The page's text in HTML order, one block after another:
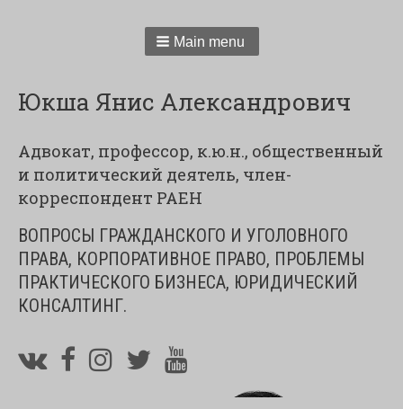
Main menu
Юкша Янис Александрович
Адвокат, профессор, к.ю.н., общественный
и политический деятель, член-
корреспондент РАЕН
ВОПРОСЫ ГРАЖДАНСКОГО И УГОЛОВНОГО
ПРАВА, КОРПОРАТИВНОЕ ПРАВО, ПРОБЛЕМЫ
ПРАКТИЧЕСКОГО БИЗНЕСА, ЮРИДИЧЕСКИЙ
КОНСАЛТИНГ.